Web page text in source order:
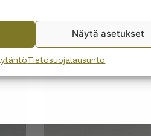
Näytä asetukset
Tietosuojalausunto
you consent to receiving messages from
that you have read and accepted